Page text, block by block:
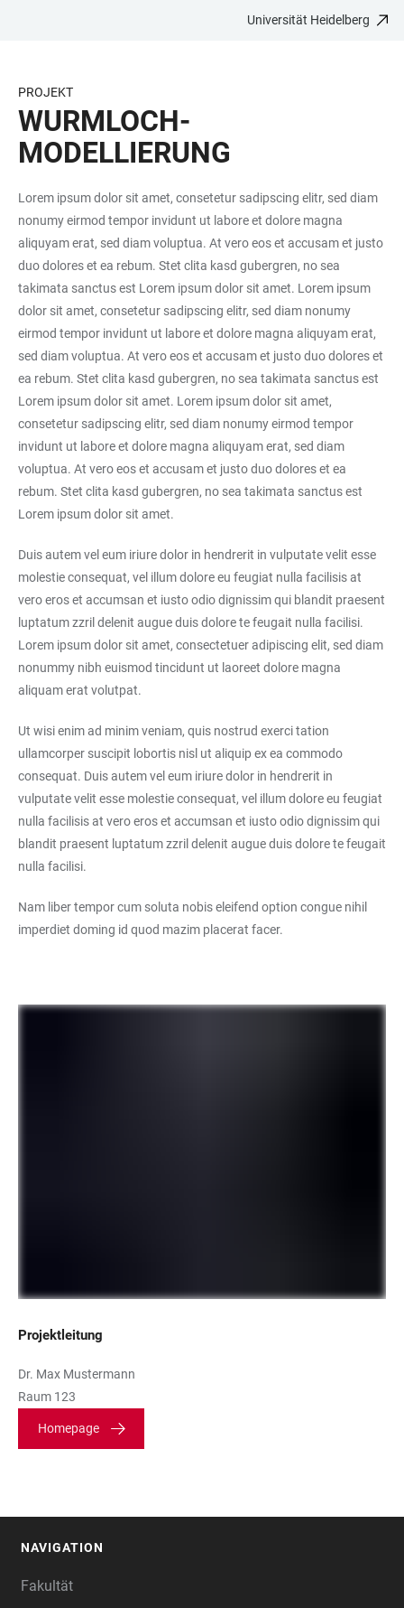
BARRIEREFREIHEIT
Universität Heidelberg
PROJEKT
WURMLOCH-
MODELLIERUNG
Lorem ipsum dolor sit amet, consetetur sadipscing elitr, sed diam
nonumy eirmod tempor invidunt ut labore et dolore magna
aliquyam erat, sed diam voluptua. At vero eos et accusam et justo
duo dolores et ea rebum. Stet clita kasd gubergren, no sea
takimata sanctus est Lorem ipsum dolor sit amet. Lorem ipsum
dolor sit amet, consetetur sadipscing elitr, sed diam nonumy
eirmod tempor invidunt ut labore et dolore magna aliquyam erat,
sed diam voluptua. At vero eos et accusam et justo duo dolores et
ea rebum. Stet clita kasd gubergren, no sea takimata sanctus est
Lorem ipsum dolor sit amet. Lorem ipsum dolor sit amet,
consetetur sadipscing elitr, sed diam nonumy eirmod tempor
invidunt ut labore et dolore magna aliquyam erat, sed diam
voluptua. At vero eos et accusam et justo duo dolores et ea
rebum. Stet clita kasd gubergren, no sea takimata sanctus est
Lorem ipsum dolor sit amet.
Duis autem vel eum iriure dolor in hendrerit in vulputate velit esse
molestie consequat, vel illum dolore eu feugiat nulla facilisis at
vero eros et accumsan et iusto odio dignissim qui blandit praesent
luptatum zzril delenit augue duis dolore te feugait nulla facilisi.
Lorem ipsum dolor sit amet, consectetuer adipiscing elit, sed diam
nonummy nibh euismod tincidunt ut laoreet dolore magna
aliquam erat volutpat.
Ut wisi enim ad minim veniam, quis nostrud exerci tation
ullamcorper suscipit lobortis nisl ut aliquip ex ea commodo
consequat. Duis autem vel eum iriure dolor in hendrerit in
vulputate velit esse molestie consequat, vel illum dolore eu feugiat
nulla facilisis at vero eros et accumsan et iusto odio dignissim qui
blandit praesent luptatum zzril delenit augue duis dolore te feugait
nulla facilisi.
Nam liber tempor cum soluta nobis eleifend option congue nihil
imperdiet doming id quod mazim placerat facer.
Projektleitung
Dr. Max Mustermann
Raum 123
Homepage
NAVIGATION
Fakultät